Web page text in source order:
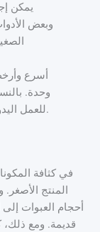
يمكن
وبعض
وحدة.
قد يكون الاحتفاظ ببعض تجميع THT للعمل اليدوي منطقيًا.
المنتج
أحجام العبوات